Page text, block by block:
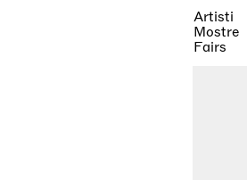
Artisti
Mostre
Fairs